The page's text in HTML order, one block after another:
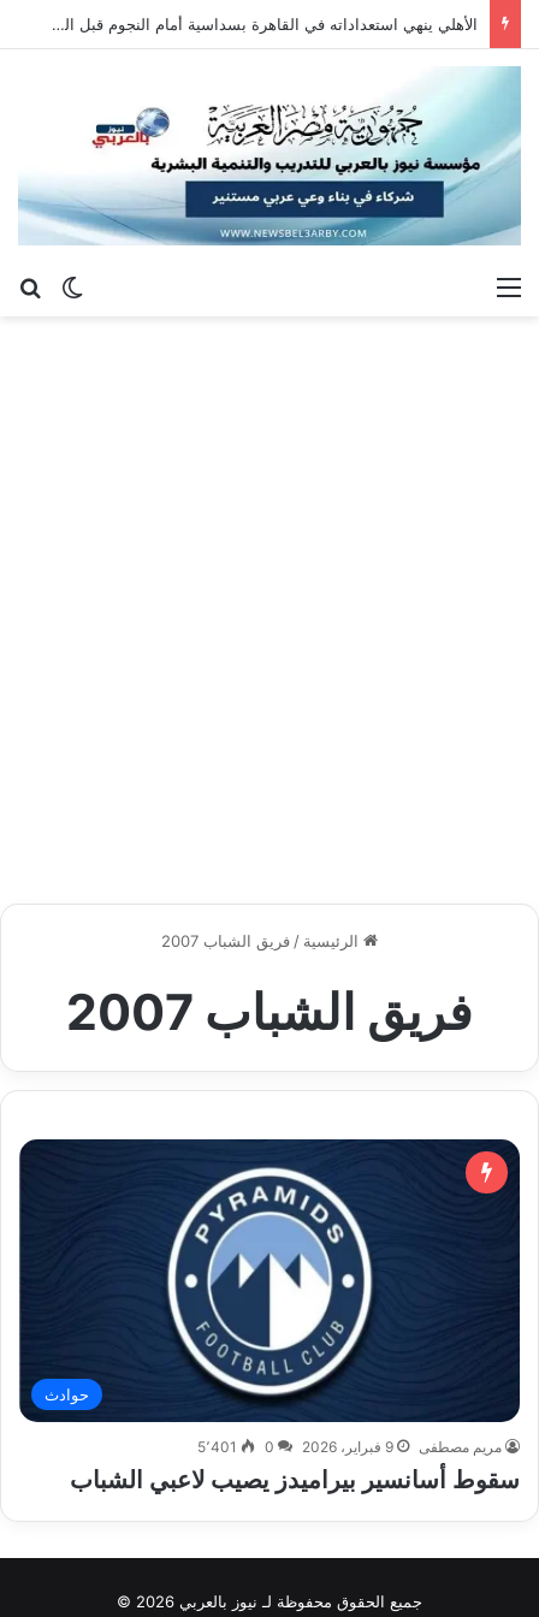
الأهلي ينهي استعداداته في القاهرة بسداسية أمام النجوم قبل السفر إلى إسبانيا
الوضع القائمة
الرئيسية /فريق الشباب 2007
فريق الشباب 2007
حوادث
مريم مصطفى 9 فبراير، 2026 0 5٬401
سقوط أسانسير بيراميدز يصيب لاعبي الشباب
جميع الحقوق محفوظة لـ نيوز بالعربي 2026 ©